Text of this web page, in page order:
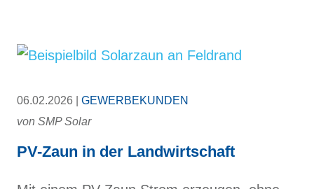
06.02.2026 | GEWERBEKUNDEN
von SMP Solar
PV-Zaun in der Landwirtschaft